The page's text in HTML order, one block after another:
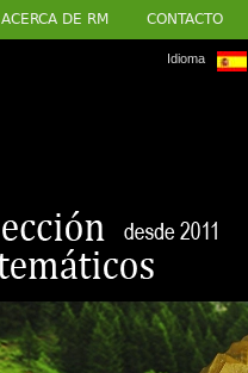
ACERCA DE RM CONTACTO
Idioma